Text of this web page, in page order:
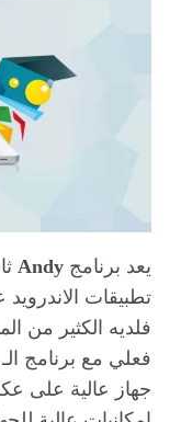
يعد برنامج Andy
فلديه الكثير من